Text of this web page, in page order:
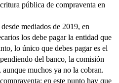
pública de compraventa en
desde mediados de 2019, en
los debe pagar la entidad que
lo único que debes pagar es el
del banco, la comisión
aunque muchos ya no la cobran.
: en este punto hay que